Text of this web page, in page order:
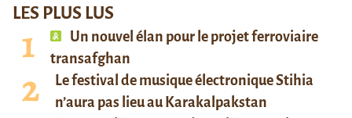
LES PLUS LUS
Un nouvel élan pour le projet ferroviaire
transafghan
Le festival de musique électronique Stihia
n’aura pas lieu au Karakalpakstan